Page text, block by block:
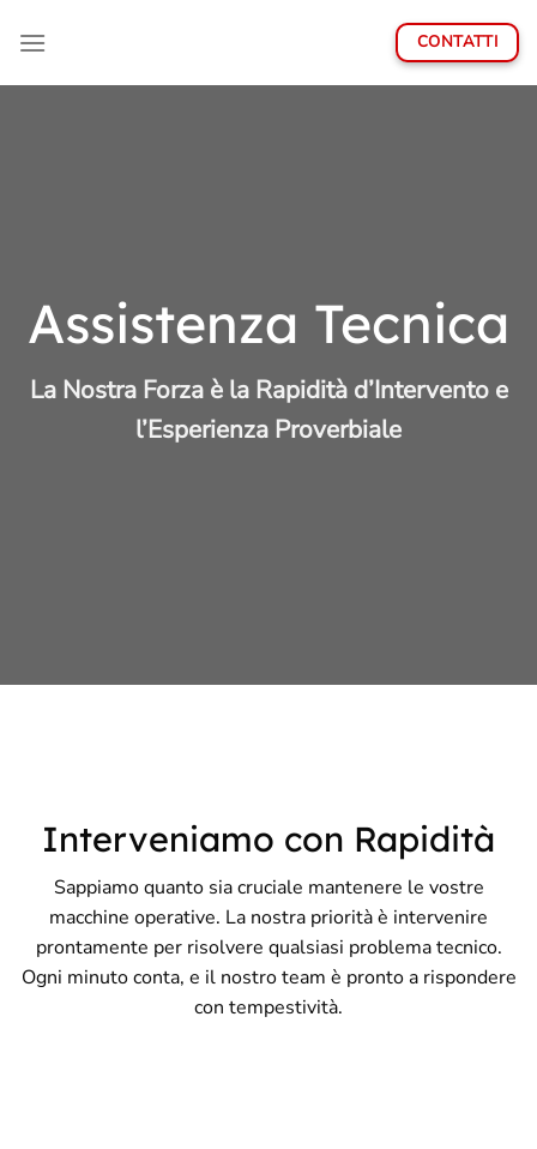
CONTATTI
Assistenza Tecnica
La Nostra Forza è la Rapidità d’Intervento e
l’Esperienza Proverbiale
Interveniamo con Rapidità
Sappiamo quanto sia cruciale mantenere le vostre
macchine operative. La nostra priorità è intervenire
prontamente per risolvere qualsiasi problema tecnico.
Ogni minuto conta, e il nostro team è pronto a rispondere
con tempestività.